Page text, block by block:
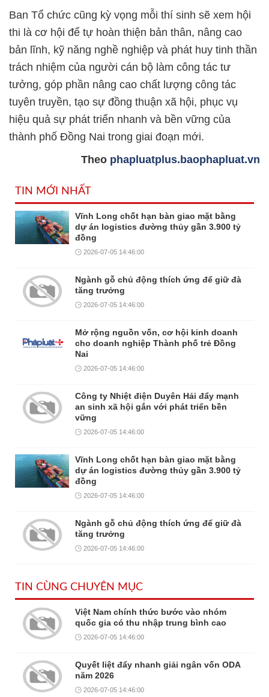
Ban Tổ chức cũng kỳ vọng mỗi thí sinh sẽ xem hội
thi là cơ hội để tự hoàn thiện bản thân, nâng cao
bản lĩnh, kỹ năng nghề nghiệp và phát huy tinh thần
trách nhiệm của người cán bộ làm công tác tư
tưởng, góp phần nâng cao chất lượng công tác
tuyên truyền, tạo sự đồng thuận xã hội, phục vụ
hiệu quả sự phát triển nhanh và bền vững của
thành phố Đồng Nai trong giai đoạn mới.
Theo phapluatplus.baophapluat.vn
TIN MỚI NHẤT
Vĩnh Long chốt hạn bàn giao mặt bằng
dự án logistics đường thủy gần 3.900 tỷ
đồng
2026-07-05 14:46:00
Ngành gỗ chủ động thích ứng để giữ đà
tăng trưởng
2026-07-05 14:46:00
Mở rộng nguồn vốn, cơ hội kinh doanh
cho doanh nghiệp Thành phố trẻ Đồng
Nai
2026-07-05 14:46:00
Công ty Nhiệt điện Duyên Hải đẩy mạnh
an sinh xã hội gắn với phát triển bền
vững
2026-07-05 14:46:00
Vĩnh Long chốt hạn bàn giao mặt bằng
dự án logistics đường thủy gần 3.900 tỷ
đồng
2026-07-05 14:46:00
Ngành gỗ chủ động thích ứng để giữ đà
tăng trưởng
2026-07-05 14:46:00
TIN CÙNG CHUYÊN MỤC
Việt Nam chính thức bước vào nhóm
quốc gia có thu nhập trung bình cao
2026-07-05 14:46:00
Quyết liệt đẩy nhanh giải ngân vốn ODA
năm 2026
2026-07-05 14:46:00